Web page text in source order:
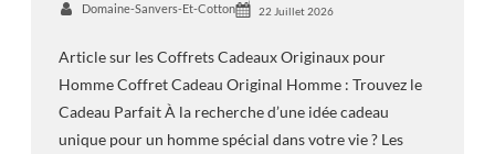
Domaine-Sanvers-Et-Cotton 22 Juillet 2026
Article sur les Coffrets Cadeaux Originaux pour
Homme Coffret Cadeau Original Homme : Trouvez le
Cadeau Parfait À la recherche d’une idée cadeau
unique pour un homme spécial dans votre vie ? Les